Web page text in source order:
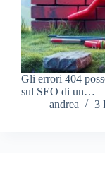
Gli errori 404
sul SEO di un…
andrea
3